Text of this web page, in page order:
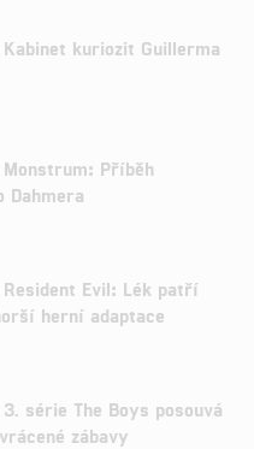
Kabinet kuriozit Guillerma
Monstrum: Příběh
Dahmera
Resident Evil: Lék patří
herní adaptace
3. série The Boys posouvá
zábavy